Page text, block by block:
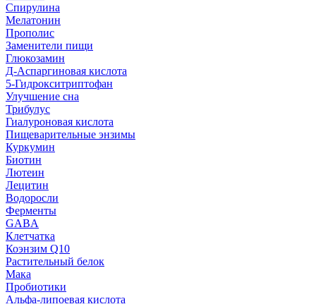
Спирулина
Мелатонин
Прополис
Заменители пищи
Глюкозамин
Д-Аспаргиновая кислота
5-Гидрокситриптофан
Улучшение сна
Трибулус
Гиалуроновая кислота
Пищеварительные энзимы
Куркумин
Биотин
Лютеин
Лецитин
Водоросли
Ферменты
GABA
Клетчатка
Коэнзим Q10
Растительный белок
Мака
Пробиотики
Альфа-липоевая кислота